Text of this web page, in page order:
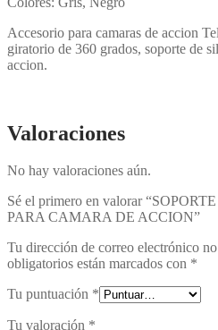
Accesorio para camaras de accion
giratorio de 360 grados, soporte de
accion.
Valoraciones
No hay valoraciones aún.
Sé el primero en valorar
PARA CAMARA DE ACCION”
Tu dirección de correo electrónico
obligatorios están marcados con *
Tu puntuación *
Tu valoración *